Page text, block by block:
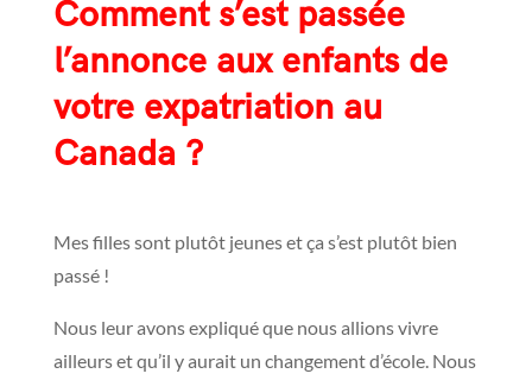
Comment s’est passée
l’annonce aux enfants de
votre expatriation au
Canada ?
Mes filles sont plutôt jeunes et ça s’est plutôt bien
passé !
Nous leur avons expliqué que nous allions vivre
ailleurs et qu’il y aurait un changement d’école. Nous